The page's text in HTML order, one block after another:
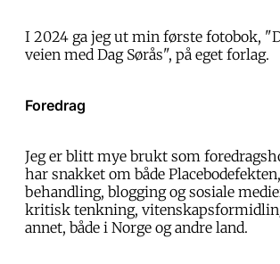
I 2024 ga jeg ut min første fotobok,
veien med Dag Sørås", på eget forlag.
Foredrag
Jeg er blitt mye brukt som
har snakket om både
behandling, blogging og sosiale
kritisk tenkning,
annet, både i Norge og andre land.